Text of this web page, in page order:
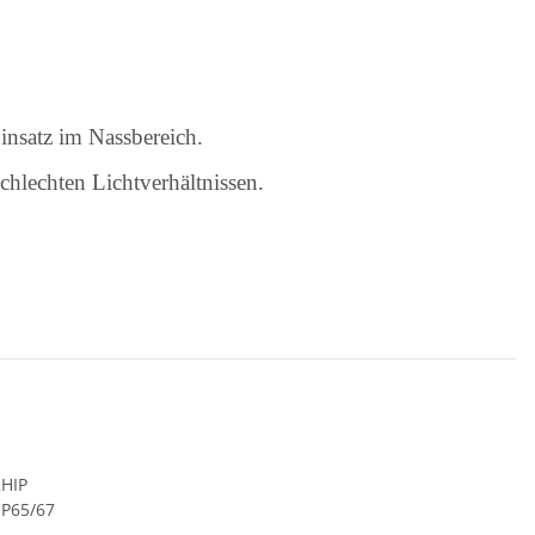
im Nassbereich.
Lichtverhältnissen.